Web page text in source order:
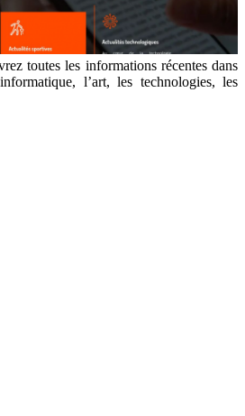
toutes les informations récentes dans
l’art, les technologies, les